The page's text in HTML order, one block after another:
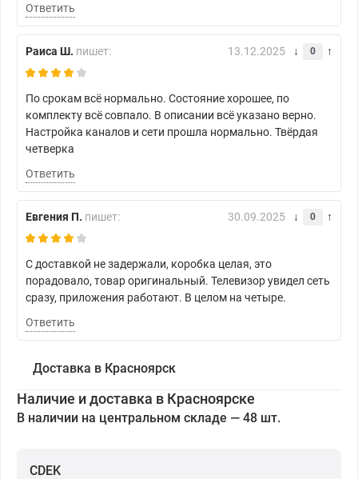
Ответить
Раиса Ш. пишет: 13.12.2025 0
По срокам всё нормально. Состояние хорошее, по
комплекту всё совпало. В описании всё указано верно.
Настройка каналов и сети прошла нормально. Твёрдая
четверка
Ответить
Евгения П. пишет: 30.09.2025 0
С доставкой не задержали, коробка целая, это
порадовало, товар оригинальный. Телевизор увидел сеть
сразу, приложения работают. В целом на четыре.
Ответить
Доставка в Красноярск
Наличие и доставка в Красноярске
В наличии на центральном складе — 48 шт.
CDEK